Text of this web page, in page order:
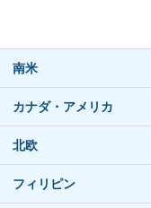
南米
カナダ・アメリカ
北欧
フィリピン